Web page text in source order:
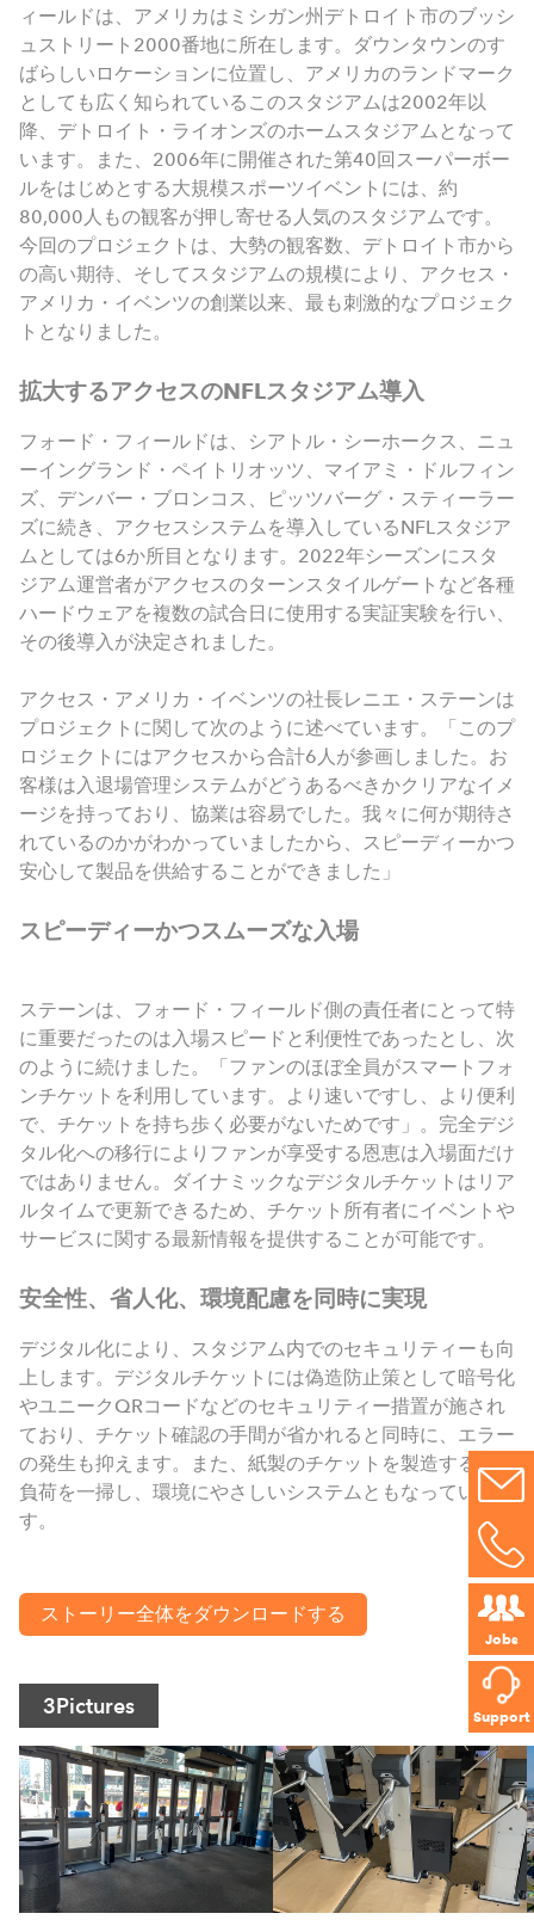
Jobs
Support
ィールドは、アメリカはミシガン州デトロイト市のブッシ
ュストリート2000番地に所在します。ダウンタウンのす
ばらしいロケーションに位置し、アメリカのランドマーク
としても広く知られているこのスタジアムは2002年以
降、デトロイト・ライオンズのホームスタジアムとなって
います。また、2006年に開催された第40回スーパーボー
ルをはじめとする大規模スポーツイベントには、約
80,000人もの観客が押し寄せる人気のスタジアムです。
今回のプロジェクトは、大勢の観客数、デトロイト市から
の高い期待、そしてスタジアムの規模により、アクセス・
アメリカ・イベンツの創業以来、最も刺激的なプロジェク
トとなりました。
拡大するアクセスのNFLスタジアム導入
フォード・フィールドは、シアトル・シーホークス、ニュ
ーイングランド・ペイトリオッツ、マイアミ・ドルフィン
ズ、デンバー・ブロンコス、ピッツバーグ・スティーラー
ズに続き、アクセスシステムを導入しているNFLスタジア
ムとしては6か所目となります。2022年シーズンにスタ
ジアム運営者がアクセスのターンスタイルゲートなど各種
ハードウェアを複数の試合日に使用する実証実験を行い、
その後導入が決定されました。
アクセス・アメリカ・イベンツの社長レニエ・ステーンは
プロジェクトに関して次のように述べています。「このプ
ロジェクトにはアクセスから合計6人が参画しました。お
客様は入退場管理システムがどうあるべきかクリアなイメ
ージを持っており、協業は容易でした。我々に何が期待さ
れているのかがわかっていましたから、スピーディーかつ
安心して製品を供給することができました」
スピーディーかつスムーズな入場
ステーンは、フォード・フィールド側の責任者にとって特
に重要だったのは入場スピードと利便性であったとし、次
のように続けました。「ファンのほぼ全員がスマートフォ
ンチケットを利用しています。より速いですし、より便利
で、チケットを持ち歩く必要がないためです」。完全デジ
タル化への移行によりファンが享受する恩恵は入場面だけ
ではありません。ダイナミックなデジタルチケットはリア
ルタイムで更新できるため、チケット所有者にイベントや
サービスに関する最新情報を提供することが可能です。
安全性、省人化、環境配慮を同時に実現
デジタル化により、スタジアム内でのセキュリティーも向
上します。デジタルチケットには偽造防止策として暗号化
やユニークQRコードなどのセキュリティー措置が施され
ており、チケット確認の手間が省かれると同時に、エラー
の発生も抑えます。また、紙製のチケットを製造する環境
負荷を一掃し、環境にやさしいシステムともなっていま
す。
ストーリー全体をダウンロードする
3Pictures